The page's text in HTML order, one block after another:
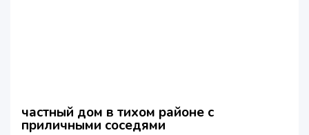
частный дом в тихом районе с
приличными соседями